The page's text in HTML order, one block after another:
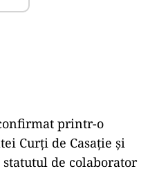
printr-o
Curți de Casație și
de colaborator